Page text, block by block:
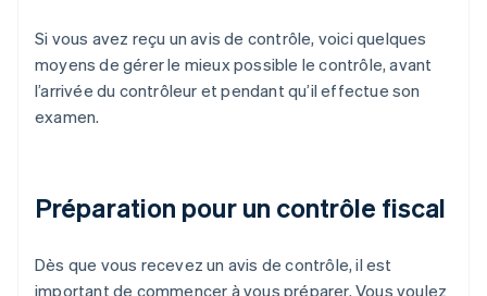
Si vous avez reçu un avis de contrôle, voici quelques
moyens de gérer le mieux possible le contrôle, avant
l’arrivée du contrôleur et pendant qu’il effectue son
examen.
Préparation pour un contrôle fiscal
Dès que vous recevez un avis de contrôle, il est
important de commencer à vous préparer. Vous voulez